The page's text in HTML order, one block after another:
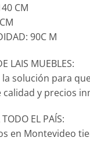
CM
90C M
LAIS MUEBLES:
la solución para
calidad y precios
EL PAÍS:
en Montevideo